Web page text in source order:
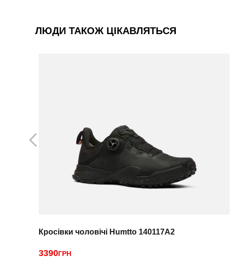
ЛЮДИ ТАКОЖ ЦІКАВЛЯТЬСЯ
Кросівки чоловічі Humtto 140117A2
3390ГРН